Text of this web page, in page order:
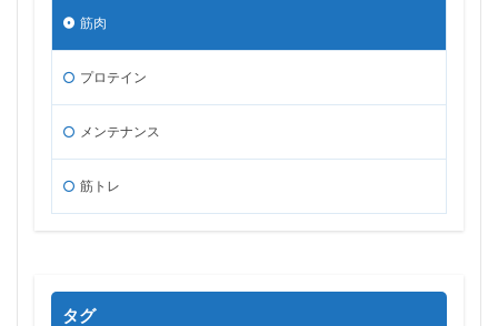
筋肉
プロテイン
メンテナンス
筋トレ
タグ